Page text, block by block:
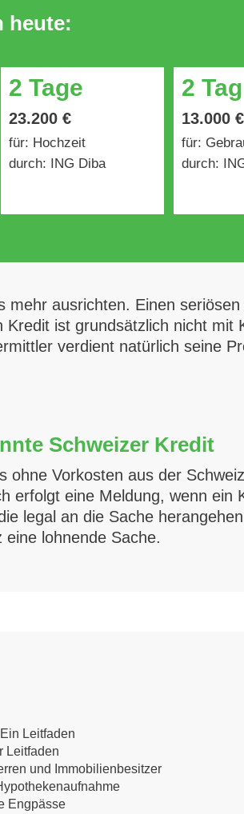
heute:
2 Tage
23.200 €
für: Hochzeit
durch: ING Diba
2 Tag
13.000 €
für:
durch:
ausrichten. Einen
ist grundsätzlich nicht mit
verdient natürlich seine
Schweizer Kredit
Vorkosten aus der
erfolgt eine Meldung, wenn ein
legal an die Sache
lohnende Sache.
Leitfaden
Leitfaden
und Immobilienbesitzer
Engpässe